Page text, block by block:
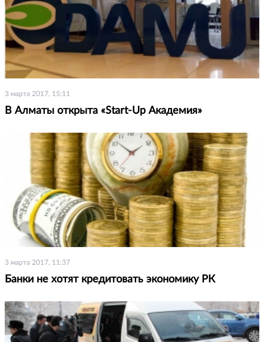
3 марта 2017, 15:11
В Алматы открыта «Start-Up Академия»
3 марта 2017, 11:37
Банки не хотят кредитовать экономику РК